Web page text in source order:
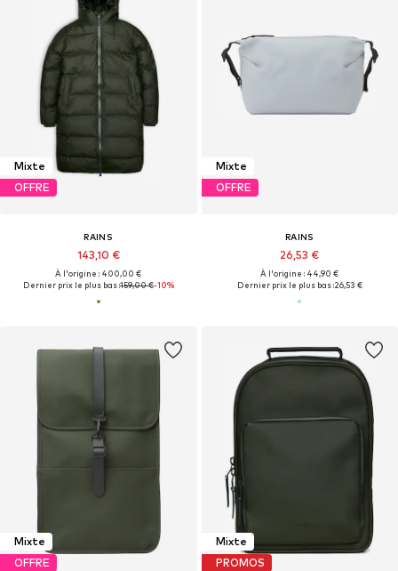
Mixte
OFFRE
RAINS
143,10 €
À l'origine : 400,00 €
Dernier prix le plus bas :159,00 €-10%
Mixte
OFFRE
RAINS
26,53 €
À l'origine : 44,90 €
Dernier prix le plus bas :26,53 €
Mixte
OFFRE
Mixte
PROMOS